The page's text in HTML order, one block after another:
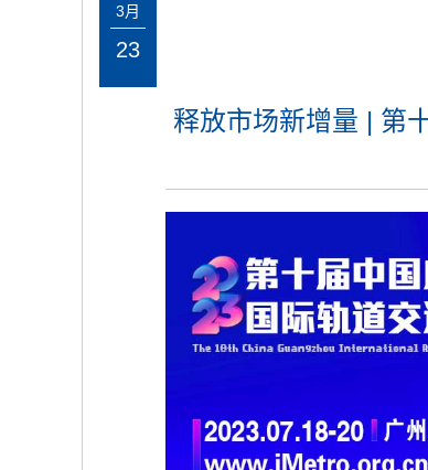
3月
23
释放市场新增量 | 第